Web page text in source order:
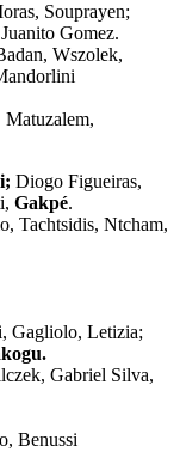
Souprayen;
Gomez.
Wszolek,
Matuzalem,
Diogo Figueiras,
Gakpé.
Tachtsidis, Ntcham,
Gagliolo, Letizia;
Gabriel Silva,
Benussi